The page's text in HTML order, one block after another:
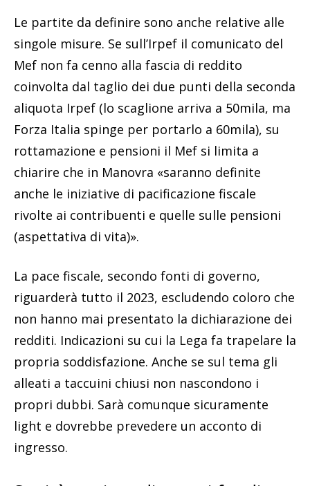
Le partite da definire sono anche relative alle
singole misure. Se sull’Irpef il comunicato del
Mef non fa cenno alla fascia di reddito
coinvolta dal taglio dei due punti della seconda
aliquota Irpef (lo scaglione arriva a 50mila, ma
Forza Italia spinge per portarlo a 60mila), su
rottamazione e pensioni il Mef si limita a
chiarire che in Manovra «saranno definite
anche le iniziative di pacificazione fiscale
rivolte ai contribuenti e quelle sulle pensioni
(aspettativa di vita)».
La pace fiscale, secondo fonti di governo,
riguarderà tutto il 2023, escludendo coloro che
non hanno mai presentato la dichiarazione dei
redditi. Indicazioni su cui la Lega fa trapelare la
propria soddisfazione. Anche se sul tema gli
alleati a taccuini chiusi non nascondono i
propri dubbi. Sarà comunque sicuramente
light e dovrebbe prevedere un acconto di
ingresso.